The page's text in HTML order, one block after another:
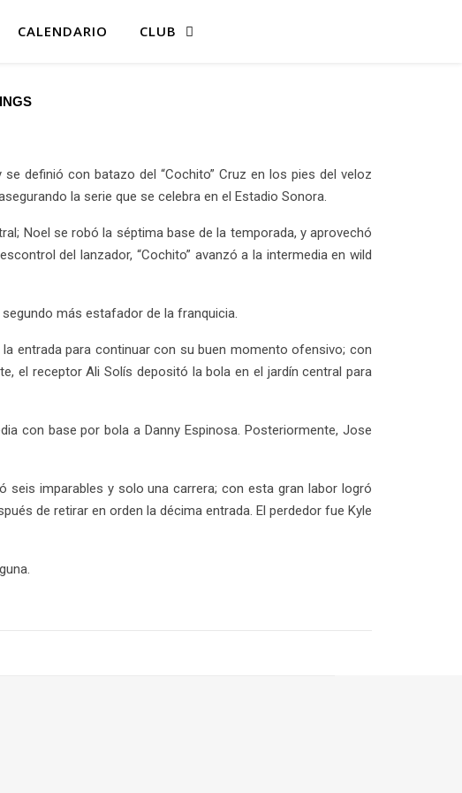
CALENDARIO CLUB
definió con batazo del “Cochito” Cruz en los pies del veloz
la serie que se celebra en el Estadio Sonora.
Noel se robó la séptima base de la temporada, y aprovechó
del lanzador, “Cochito” avanzó a la intermedia en wild
más estafador de la franquicia.
entrada para continuar con su buen momento ofensivo; con
el receptor Ali Solís depositó la bola en el jardín central para
con base por bola a Danny Espinosa. Posteriormente, Jose
imparables y solo una carrera; con esta gran labor logró
de retirar en orden la décima entrada. El perdedor fue Kyle